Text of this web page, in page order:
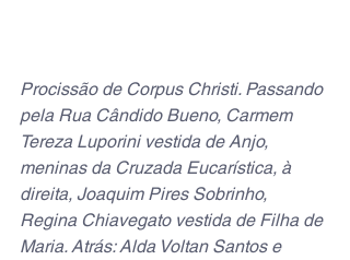
Procissão de Corpus Christi. Passando
pela Rua Cândido Bueno, Carmem
Tereza Luporini vestida de Anjo,
meninas da Cruzada Eucarística, à
direita, Joaquim Pires Sobrinho,
Regina Chiavegato vestida de Filha de
Maria. Atrás: Alda Voltan Santos e